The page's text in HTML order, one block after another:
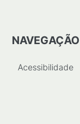
NAVEGAÇÃO
Acessibilidade